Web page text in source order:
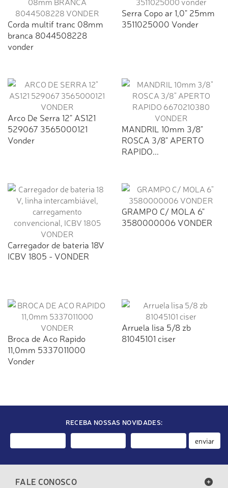
Corda multif tranc 08mm
branca 8044508228
vonder
Serra Copo ar 1,0" 25mm
3511025000 Vonder
Arco De Serra 12" AS121
529067 3565000121
Vonder
MANDRIL 10mm 3/8"
ROSCA 3/8" APERTO
RAPIDO...
Carregador de bateria 18V
ICBV 1805 - VONDER
GRAMPO C/ MOLA 6"
3580000006 VONDER
Broca de Aco Rapido
11,0mm 5337011000
Vonder
Arruela lisa 5/8 zb
81045101 ciser
RECEBA NOSSAS NOVIDADES:
enviar
FALE CONOSCO